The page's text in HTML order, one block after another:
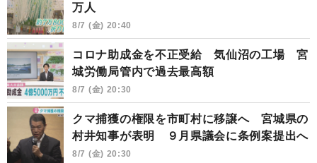
万人
8/7 (金) 20:40
コロナ助成金を不正受給 気仙沼の工場 宮
城労働局管内で過去最高額
8/7 (金) 20:30
クマ捕獲の権限を市町村に移譲へ 宮城県の
村井知事が表明 ９月県議会に条例案提出へ
8/7 (金) 20:30